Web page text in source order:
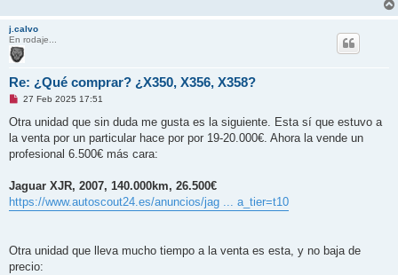
j.calvo
En rodaje...
Re: ¿Qué comprar? ¿X350, X356, X358?
M
n
a
j
i
n
l
27 Feb 2025 17:51
Otra unidad que sin duda me gusta es la siguiente. Esta sí que estuvo a
la venta por un particular hace por por 19-20.000€. Ahora la vende un
profesional 6.500€ más cara:
Jaguar XJR, 2007, 140.000km, 26.500€
https://www.autoscout24.es/anuncios/jag ... a_tier=t10
Otra unidad que lleva mucho tiempo a la venta es esta, y no baja de
precio: